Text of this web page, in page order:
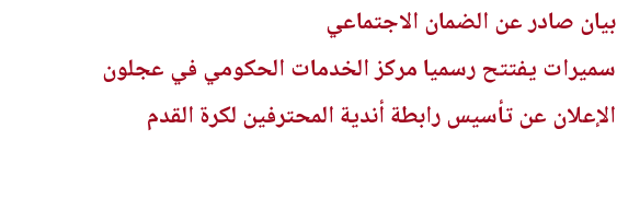
بيان صادر عن الضمان الاجتماعي
سميرات يفتتح رسميا مركز الخدمات الحكومي في عجلون
الإعلان عن تأسيس رابطة أندية المحترفين لكرة القدم